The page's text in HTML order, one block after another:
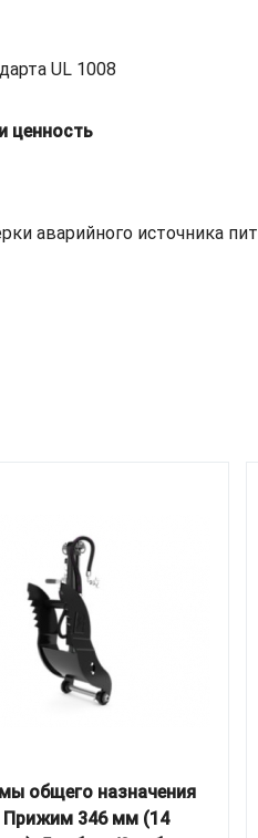
UL 1008
ценность
аварийного источника
общего назначения
Прижим 346 мм (14